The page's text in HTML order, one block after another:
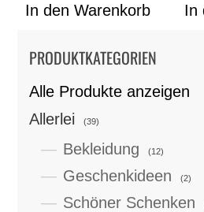
PRODUKTKATEGORIEN
Alle Produkte anzeigen
Allerlei
(39)
Bekleidung (12)
Geschenkideen (2)
Schöner Schenken
In den Warenkorb In